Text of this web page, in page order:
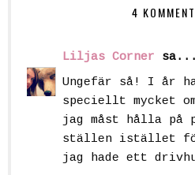
4
Liljas Corner sa...
Ungefär så! I år
speciellt mycket
jag måst hålla på
ställen istället
jag hade ett